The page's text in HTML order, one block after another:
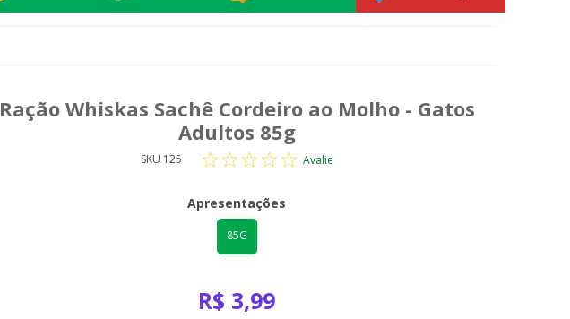
Ração Whiskas Sachê Cordeiro ao Molho - Gatos
Adultos 85g
SKU 125 Avalie
Apresentações
85G
R$ 3,99